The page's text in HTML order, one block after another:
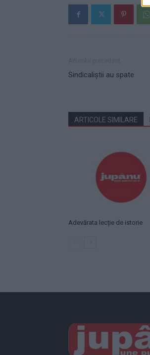
Sindicaliștii au spate
ARTICOLE SIMILARE
Adevărata lecție de istorie